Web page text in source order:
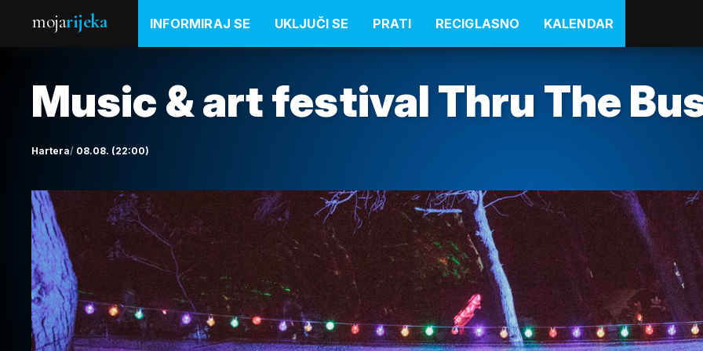
mojarijeka INFORMIRAJ SE UKLJUČI SE PRATI RECIGLASNO KALENDAR
Music & art festival Thru The
Hartera 08.08. (22:00)